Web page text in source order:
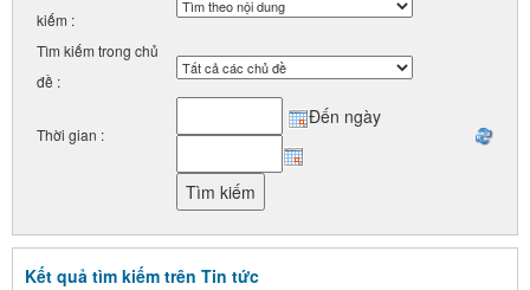
kiếm :
Tìm kiếm trong chủ
đề :
Thời gian :
Đến ngày
Kết quả tìm kiếm trên Tin tức